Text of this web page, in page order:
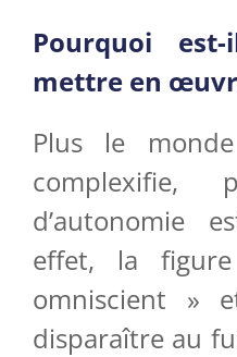
Pourquoi
mettre en
Plus le
d’autonomie
effet, la
omniscient »
disparaître au